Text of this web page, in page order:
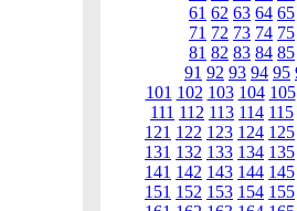
61 62 63 64 65
71 72 73 74 75
81 82 83 84 85
91 92 93 94 95
101 102 103 104 105
111 112 113 114 115
121 122 123 124 125
131 132 133 134 135
141 142 143 144 145
151 152 153 154 155